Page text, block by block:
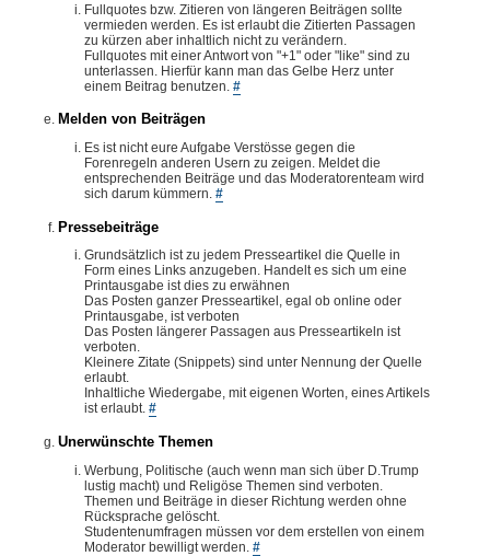
Fullquotes bzw. Zitieren von längeren Beiträgen sollte
vermieden werden. Es ist erlaubt die Zitierten Passagen
zu kürzen aber inhaltlich nicht zu verändern.
Fullquotes mit einer Antwort von "+1" oder "like" sind zu
unterlassen. Hierfür kann man das Gelbe Herz unter
einem Beitrag benutzen. #
Melden von Beiträgen
Es ist nicht eure Aufgabe Verstösse gegen die
Forenregeln anderen Usern zu zeigen. Meldet die
entsprechenden Beiträge und das Moderatorenteam wird
sich darum kümmern. #
Pressebeiträge
Grundsätzlich ist zu jedem Presseartikel die Quelle in
Form eines Links anzugeben. Handelt es sich um eine
Printausgabe ist dies zu erwähnen
Das Posten ganzer Presseartikel, egal ob online oder
Printausgabe, ist verboten
Das Posten längerer Passagen aus Presseartikeln ist
verboten.
Kleinere Zitate (Snippets) sind unter Nennung der Quelle
erlaubt.
Inhaltliche Wiedergabe, mit eigenen Worten, eines Artikels
ist erlaubt. #
Unerwünschte Themen
Werbung, Politische (auch wenn man sich über D.Trump
lustig macht) und Religöse Themen sind verboten.
Themen und Beiträge in dieser Richtung werden ohne
Rücksprache gelöscht.
Studentenumfragen müssen vor dem erstellen von einem
Moderator bewilligt werden. #